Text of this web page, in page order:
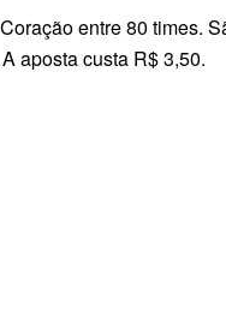
entre 80 times.
aposta custa R$ 3,50.